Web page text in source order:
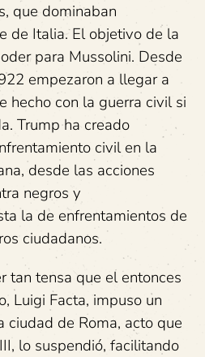
que dominaban
de Italia. El objetivo de la
para Mussolini. Desde
empezaron a llegar a
hecho con la guerra civil si
Trump ha creado
civil en la
desde las acciones
negros y
la de enfrentamientos de
ciudadanos.
tan tensa que el entonces
Luigi Facta, impuso un
ciudad de Roma, acto que
lo suspendió, facilitando